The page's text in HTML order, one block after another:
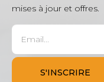
mises à jour et offres.